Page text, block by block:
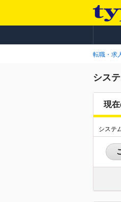
転職・求
シス
現
システ